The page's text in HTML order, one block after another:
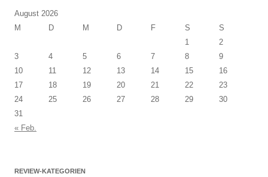
August 2026
M
D M D F S
S
1
2
3
4 5 6 7 8
9
10
11 12 13 14 15
16
17
18 19 20 21 22
23
24
25 26 27 28 29
30
31
« Feb.
REVIEW-KATEGORIEN